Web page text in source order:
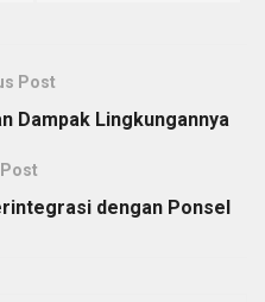
Post
Dampak Lingkungannya
dengan Ponsel